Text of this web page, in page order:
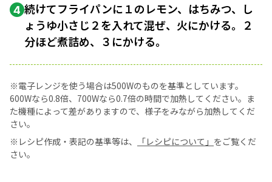
4 続けてフライパンに１のレモン、はちみつ、し
ょうゆ小さじ２を入れて混ぜ、火にかける。２
分ほど煮詰め、３にかける。
※電子レンジを使う場合は500Wのものを基準としています。
600Wなら0.8倍、700Wなら0.7倍の時間で加熱してください。ま
た機種によって差がありますので、様子をみながら加熱してくだ
さい。
※レシピ作成・表記の基準等は、
「レシピについて」 をご覧くだ
さい。